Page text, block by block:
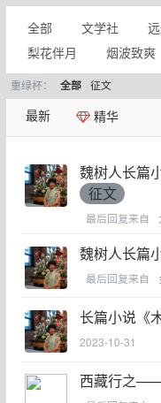
全部 文学社
梨花伴月
烟波致爽
重绿杯： 全部 征文
最新 精华
魏树人长篇
征文
最后回复来自
魏树人长篇
最后回复来自
长篇小说《
2023-10-31
西藏行之